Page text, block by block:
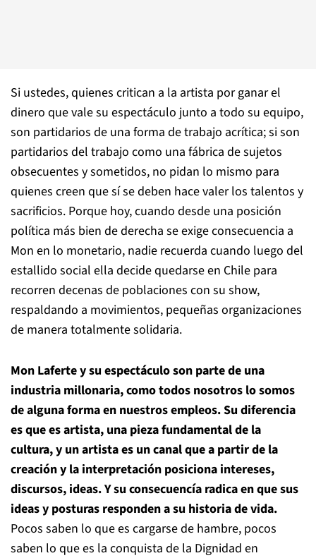
Si ustedes, quienes critican a la artista por ganar el
dinero que vale su espectáculo junto a todo su equipo,
son partidarios de una forma de trabajo acrítica; si son
partidarios del trabajo como una fábrica de sujetos
obsecuentes y sometidos, no pidan lo mismo para
quienes creen que sí se deben hace valer los talentos y
sacrificios. Porque hoy, cuando desde una posición
política más bien de derecha se exige consecuencia a
Mon en lo monetario, nadie recuerda cuando luego del
estallido social ella decide quedarse en Chile para
recorren decenas de poblaciones con su show,
respaldando a movimientos, pequeñas organizaciones
de manera totalmente solidaria.
Mon Laferte y su espectáculo son parte de una
industria millonaria, como todos nosotros lo somos
de alguna forma en nuestros empleos. Su diferencia
es que es artista, una pieza fundamental de la
cultura, y un artista es un canal que a partir de la
creación y la interpretación posiciona intereses,
discursos, ideas. Y su consecuencía radica en que sus
ideas y posturas responden a su historia de vida.
Pocos saben lo que es cargarse de hambre, pocos
saben lo que es la conquista de la Dignidad en